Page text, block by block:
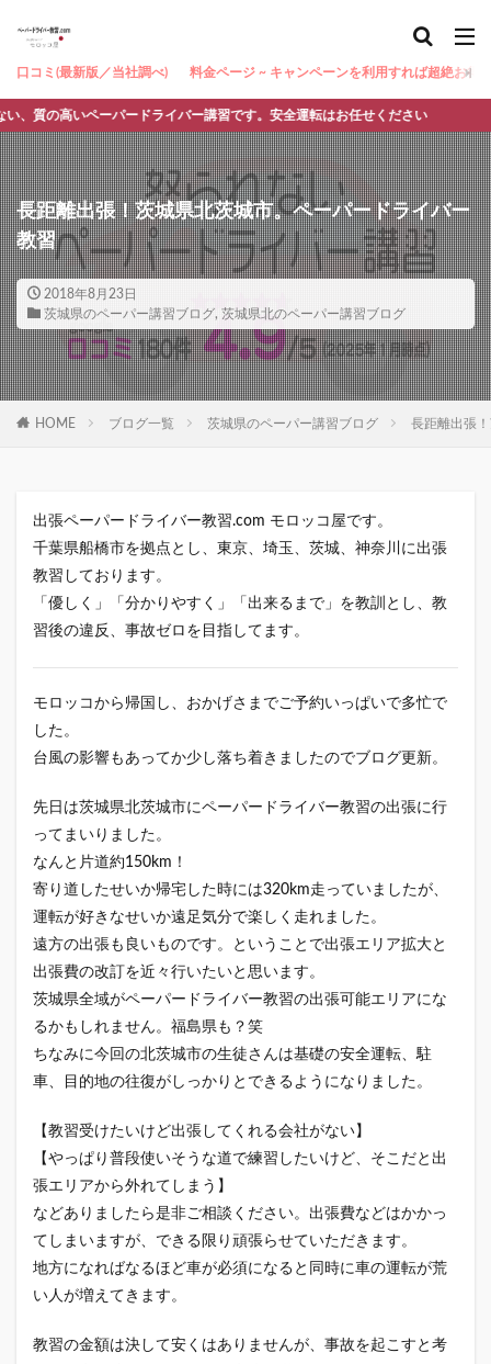
口コミ(最新版／当社調べ) 料金ページ ~ キャンペーンを利用すれば超絶お得 ~
の高いペーパードライバー講習です。安全運転はお任せください
長距離出張！茨城県北茨城市。ペーパードライバー
教習
2018年8月23日
茨城県のペーパー講習ブログ, 茨城県北のペーパー講習ブログ
HOME ブログ一覧 茨城県のペーパー講習ブログ 長距離出張
出張ペーパードライバー教習.com モロッコ屋です。
千葉県船橋市を拠点とし、東京、埼玉、茨城、神奈川に出張
教習しております。
「優しく」「分かりやすく」「出来るまで」を教訓とし、教
習後の違反、事故ゼロを目指してます。
モロッコから帰国し、おかげさまでご予約いっぱいで多忙で
した。
台風の影響もあってか少し落ち着きましたのでブログ更新。
先日は茨城県北茨城市にペーパードライバー教習の出張に行
ってまいりました。
なんと片道約150km！
寄り道したせいか帰宅した時には320km走っていましたが、
運転が好きなせいか遠足気分で楽しく走れました。
遠方の出張も良いものです。ということで出張エリア拡大と
出張費の改訂を近々行いたいと思います。
茨城県全域がペーパードライバー教習の出張可能エリアにな
るかもしれません。福島県も？笑
ちなみに今回の北茨城市の生徒さんは基礎の安全運転、駐
車、目的地の往復がしっかりとできるようになりました。
【教習受けたいけど出張してくれる会社がない】
【やっぱり普段使いそうな道で練習したいけど、そこだと出
張エリアから外れてしまう】
などありましたら是非ご相談ください。出張費などはかかっ
てしまいますが、できる限り頑張らせていただきます。
地方になればなるほど車が必須になると同時に車の運転が荒
い人が増えてきます。
教習の金額は決して安くはありませんが、事故を起こすと考